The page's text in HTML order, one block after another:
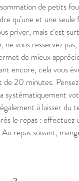
de petits
qu’une et une
priver, mais c’est
vous resservez pas,
de mieux
encore, cela vous
20 minutes.
systématiquement
à laisser du
le repas :
repas suivant,